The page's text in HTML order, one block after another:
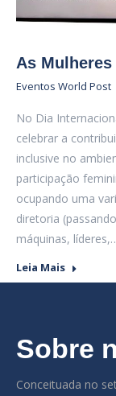
As
Eventos World Post
No Dia
celebrar a
inclusive no
participação
ocupando uma
diretoria
máquinas,
Leia Mais
Sobre
Conceituada no